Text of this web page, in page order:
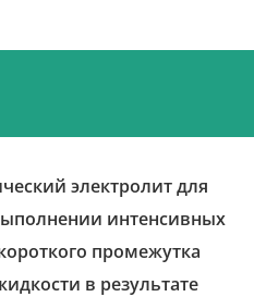
электролит для
интенсивных
промежутка
в результате